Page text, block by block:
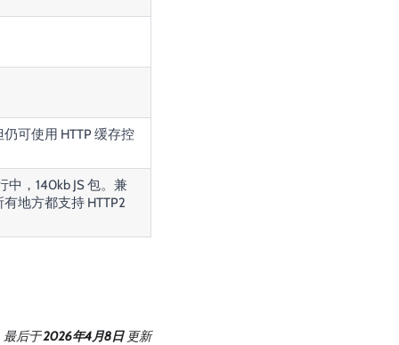
可使用 HTTP 缓存控
中，140kb JS 包。兼
地方都支持 HTTP2
最后于2026年4月8日 更新